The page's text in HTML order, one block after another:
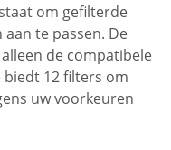
om gefilterde
te passen. De
de compatibele
12 filters om
uw voorkeuren